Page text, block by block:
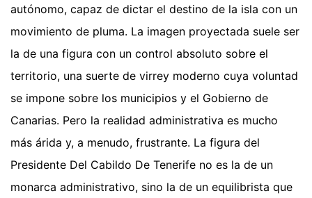
autónomo, capaz de dictar el destino de la isla con un
movimiento de pluma. La imagen proyectada suele ser
la de una figura con un control absoluto sobre el
territorio, una suerte de virrey moderno cuya voluntad
se impone sobre los municipios y el Gobierno de
Canarias. Pero la realidad administrativa es mucho
más árida y, a menudo, frustrante. La figura del
Presidente Del Cabildo De Tenerife no es la de un
monarca administrativo, sino la de un equilibrista que